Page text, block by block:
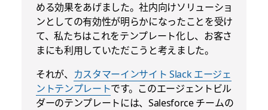
める効果をあげました。社内向けソリューショ
ンとしての有効性が明らかになったことを受け
て、私たちはこれをテンプレート化し、お客さ
まにも利用していただこうと考えました。
それが、 カスタマーインサイト Slack エージェ
ントテンプレートです。このエージェントビル
ダーのテンプレートには、Salesforce チームの